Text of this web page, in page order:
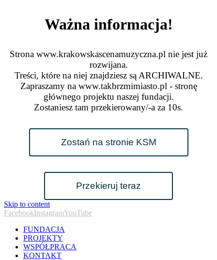
Ważna informacja!
Strona www.krakowskascenamuzyczna.pl nie jest już
rozwijana.
Treści, które na niej znajdziesz są ARCHIWALNE.
Zapraszamy na www.takbrzmimiasto.pl - stronę
głównego projektu naszej fundacji.
Zostaniesz tam przekierowany/-a za 10s.
Zostań na stronie KSM
Przekieruj teraz
Skip to content
FacebookInstagramYouTube
FUNDACJA
PROJEKTY
WSPÓŁPRACA
KONTAKT